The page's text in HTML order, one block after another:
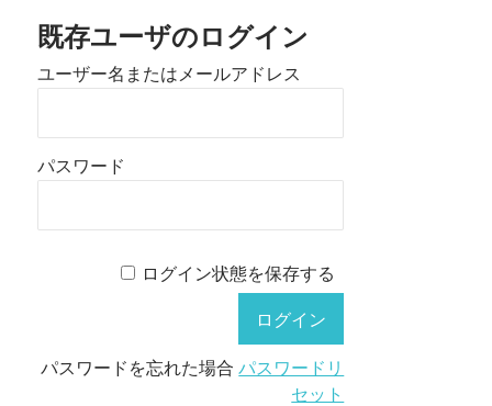
既存ユーザのログイン
ユーザー名またはメールアドレス
パスワード
ログイン状態を保存する
パスワードを忘れた場合パスワードリ
セット